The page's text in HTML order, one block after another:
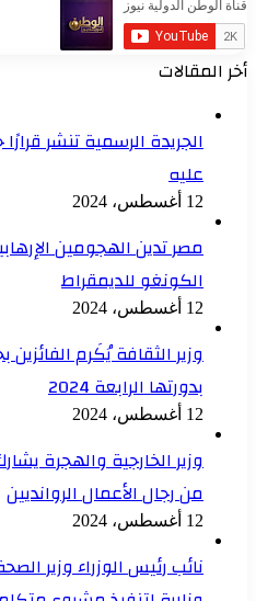
أخر المقالات
الجريدة الرسمية تنشر
عليه
12 أغسطس، 2024
مصر تدين الهجومين
الكونغو للديمقراط
12 أغسطس، 2024
وزير الثقافة يُكَرم الفائزين
بدورتها الرابعة 2024
12 أغسطس، 2024
وزير الخارجية والهجرة
من رجال الأعمال الروانديين
12 أغسطس، 2024
نائب رئيس الوزراء وزير